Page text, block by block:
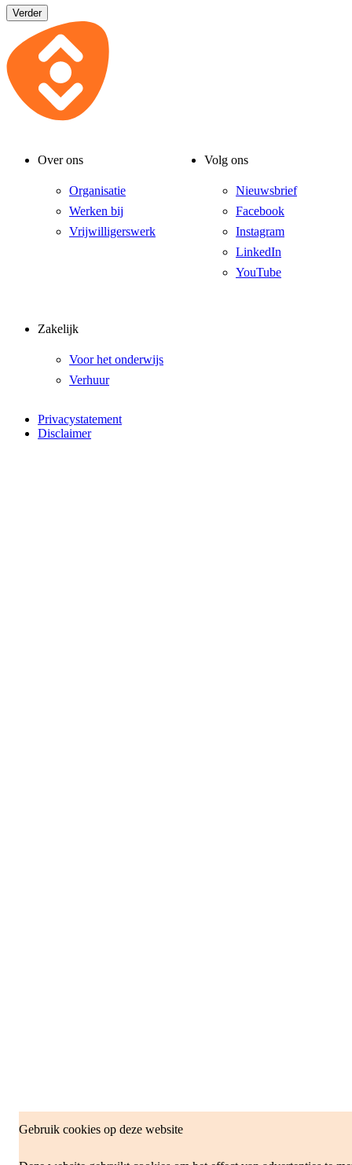
Gebruik cookies op deze website
Verder
Over ons
Organisatie
Werken bij
Vrijwilligerswerk
Volg ons
Nieuwsbrief
Facebook
Instagram
LinkedIn
YouTube
Zakelijk
Voor het onderwijs
Verhuur
Privacystatement
Disclaimer